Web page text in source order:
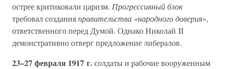
острее критиковали царизм. Прогрессивный блок
требовал созданияправительства «народного доверия»,
ответственного перед Думой. Однако Николай II
демонстративно отверг предложение либералов.
23–27 февраля 1917 г.солдаты и рабочие вооруженным